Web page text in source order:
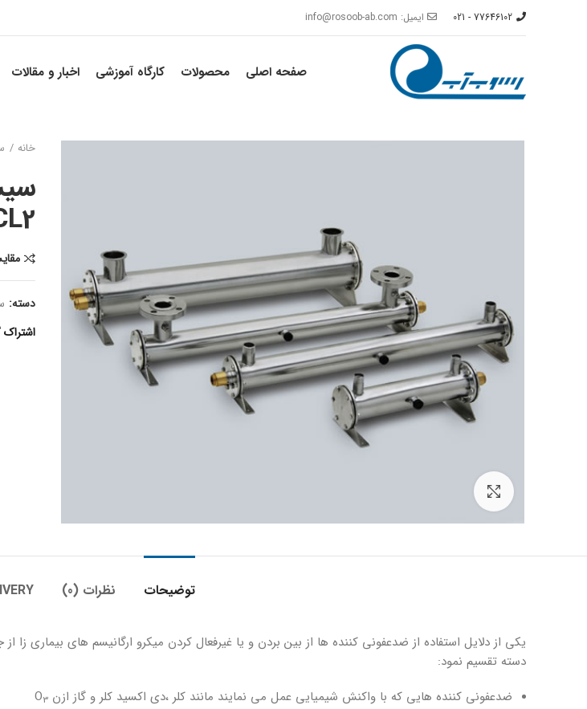
77646102 - 021 ایمیل: info@rosoob-ab.com
صفحه اصلی محصولات کارگاه آموزشی اخبار و مقالات
خانه
دسته:
توضیحات نظرات (0)
يكى از دلایل استفاده از ضدعفونى كننده ها از بين بردن و يا غيرفعال كردن ميكرو ارگانيسم هاى بيمارى
دسته تقسيم نمود:
ضدعفونى كننده هايى كه با واكنش شيميايى عمل مى نمايند مانند كلر ،دى اكسيد كلر و گاز ازن O 3